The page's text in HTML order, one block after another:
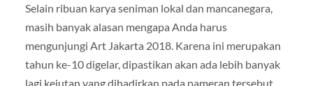
Selain ribuan karya seniman lokal dan mancanegara,
masih banyak alasan mengapa Anda harus
mengunjungi Art Jakarta 2018. Karena ini merupakan
tahun ke-10 digelar, dipastikan akan ada lebih banyak
lagi kejutan yang dihadirkan pada pameran tersebut. .